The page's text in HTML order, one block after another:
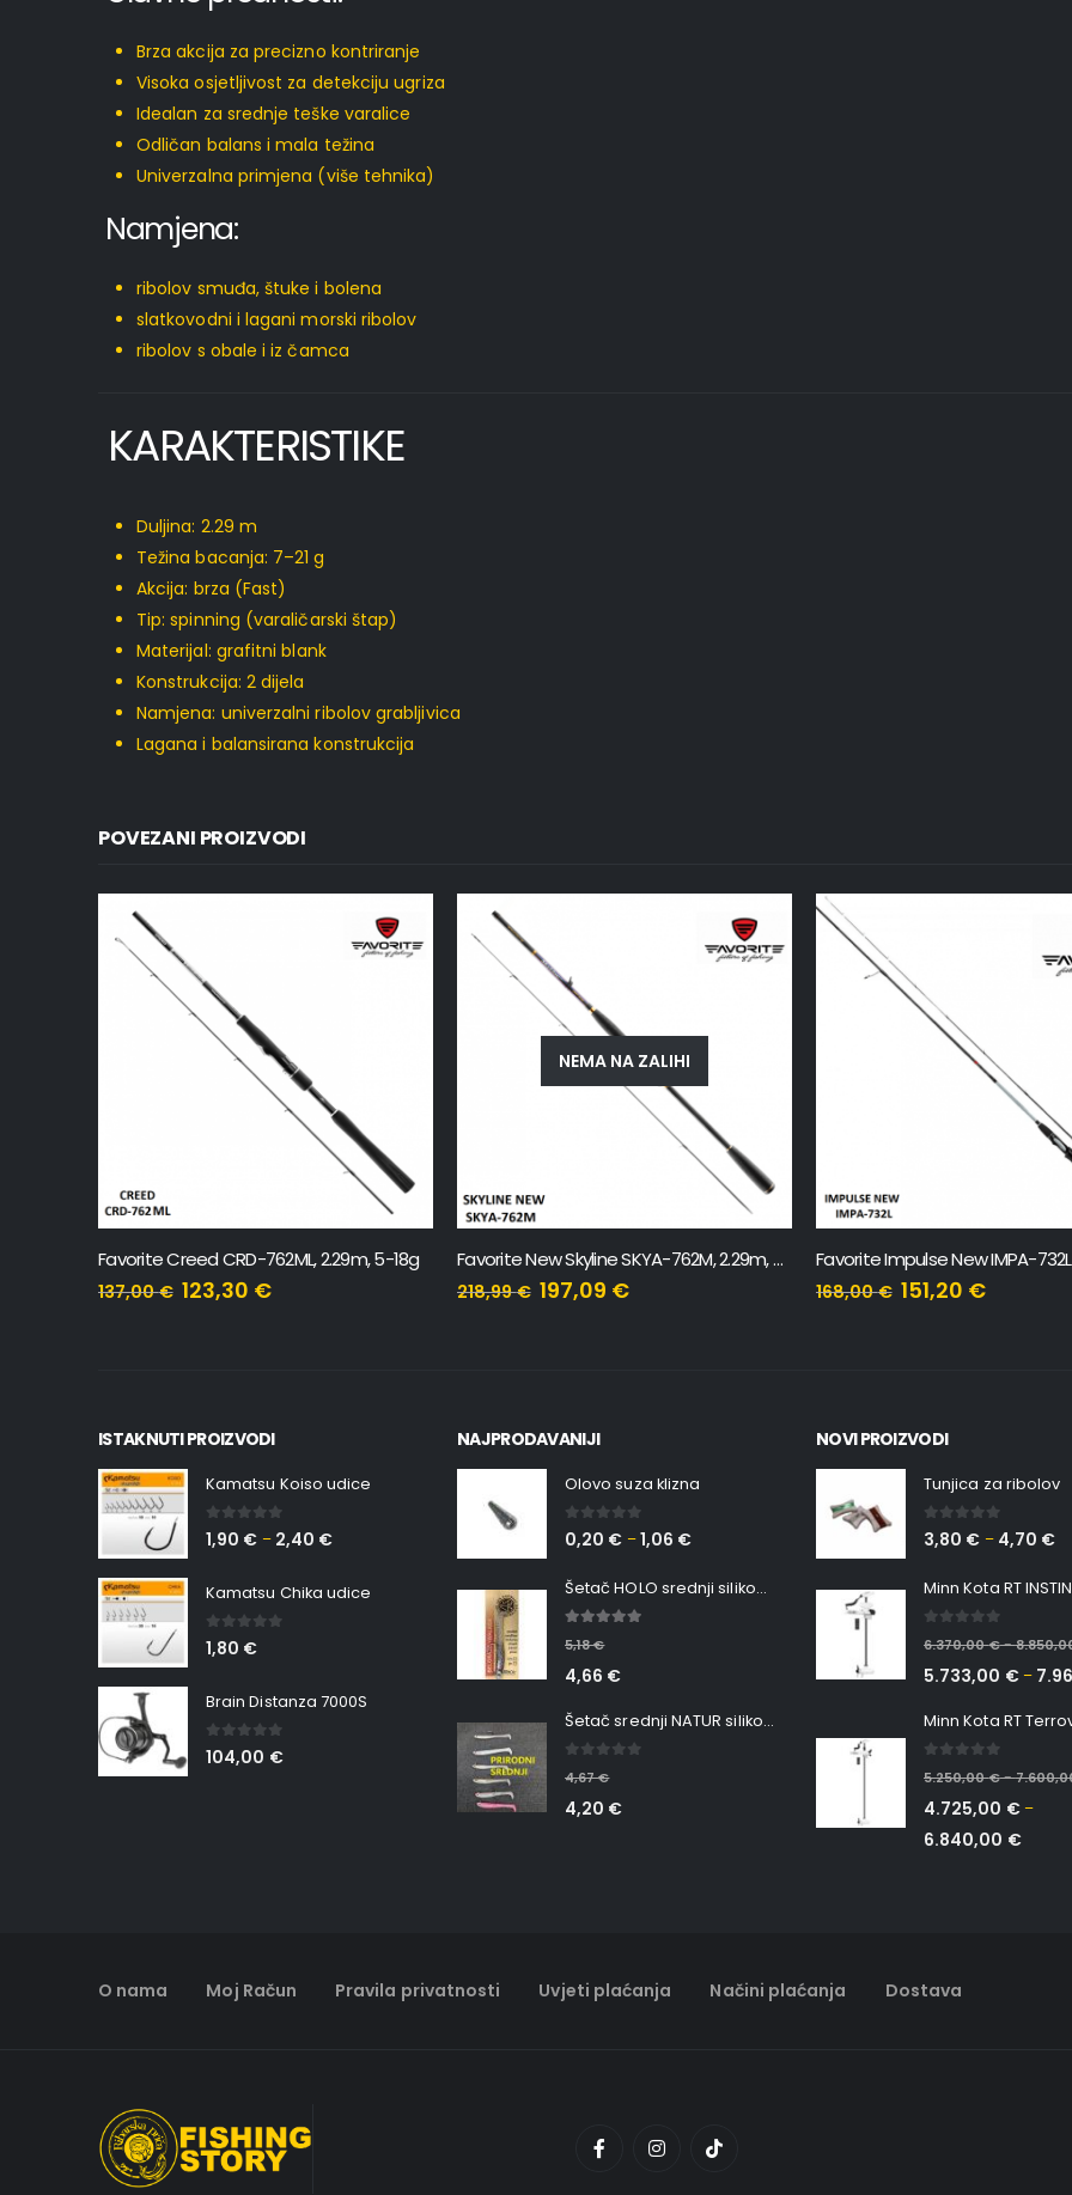
Brza akcija za precizno kontriranje
Visoka osjetljivost za detekciju ugriza
Idealan za srednje teške varalice
Odličan balans i mala težina
Univerzalna primjena (više tehnika)
Namjena:
ribolov smuđa, štuke i bolena
slatkovodni i lagani morski ribolov
ribolov s obale i iz čamca
KARAKTERISTIKE
Duljina: 2.29 m
Težina bacanja: 7–21 g
Akcija: brza (Fast)
Tip: spinning (varaličarski štap)
Materijal: grafitni blank
Konstrukcija: 2 dijela
Namjena: univerzalni ribolov grabljivica
Lagana i balansirana konstrukcija
POVEZANI PROIZVODI
Favorite Creed CRD-762ML, 2.29m, 5-18g
137,00€ 123,30 €
NEMA NA ZALIHI
Favorite New Skyline SKYA-762M, 2.29m, 8-24g
218,99€ 197,09 € 168,00€ 151,20 €
ISTAKNUTI PROIZVODI
Kamatsu Koiso udice
0 out of 5
1,90 € – 2,40 €
Kamatsu Chika udice
0 out of 5
1,80 €
Brain Distanza 7000S
0out of 5
104,00 €
NAJPRODAVANIJI
Olovo suza klizna
0 out of 5
0,20 € –1,06 €
Šetač HOLO srednji silikonska Ribica Belgrade Walker
5,18€
4,66 €
Šetač srednji NATUR silikonska ribica Belgrade Walker
4,67€
4,20 €
NOVI PROIZVODI
Tunjica za ribolov
0 out of 5
3,80 € – 4,70 €
6.370,00€–
5.733,00 €–
5.250,00€–
4.725,00 €–
6.840,00 €
O nama Moj Račun Pravila privatnosti Uvjeti plaćanja Načini plaćanja Dostava